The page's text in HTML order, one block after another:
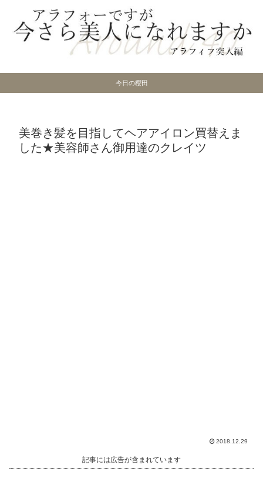
今日の櫻田
美巻き髪を目指してヘアアイロン買替えま
した★美容師さん御用達のクレイツ
2018.12.29
記事には広告が含まれています